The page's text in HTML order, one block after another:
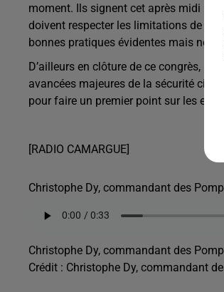
moment. Ils signent cet après midi
doivent respecter les limitations de
bonnes pratiques évidentes mais
D’ailleurs en clôture de ce congrès,
avancées majeures de la sécurité
pour faire un premier point sur les
[RADIO CAMARGUE]
Christophe Dy, commandant des
Christophe Dy, commandant des
Crédit : Christophe Dy, commandant